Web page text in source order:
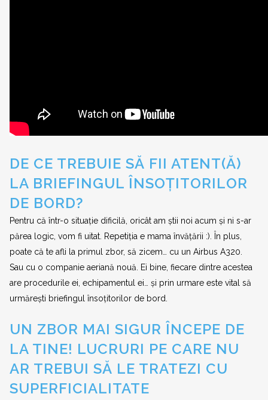
DE CE TREBUIE SĂ FII ATENT(Ă)
LA BRIEFINGUL ÎNSOȚITORILOR
DE BORD?
Pentru că într-o situație dificilă, oricât am știi noi acum și ni s-ar
părea logic, vom fi uitat. Repetiția e mama învățării :). În plus,
poate că te afli la primul zbor, să zicem… cu un Airbus A320.
Sau cu o companie aeriană nouă. Ei bine, fiecare dintre acestea
are procedurile ei, echipamentul ei… și prin urmare este vital să
urmărești briefingul însoțitorilor de bord.
UN ZBOR MAI SIGUR ÎNCEPE DE
LA TINE! LUCRURI PE CARE NU
AR TREBUI SĂ LE TRATEZI CU
SUPERFICIALITATE